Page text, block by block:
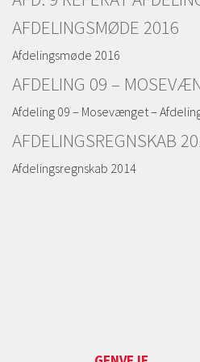
AFDELINGSMØDE 2016
Afdelingsmøde 2016
AFDELING 09 –
Afdeling 09 – Mosevænget –
AFDELINGSREGNSKAB
Afdelingsregnskab 2014